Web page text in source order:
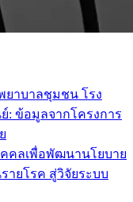
าบาลชุมชน โรง
: ข้อมูลจากโครงการ
คลเพื่อพัฒนานโยบาย
ายโรค สู่วิจัยระบบ